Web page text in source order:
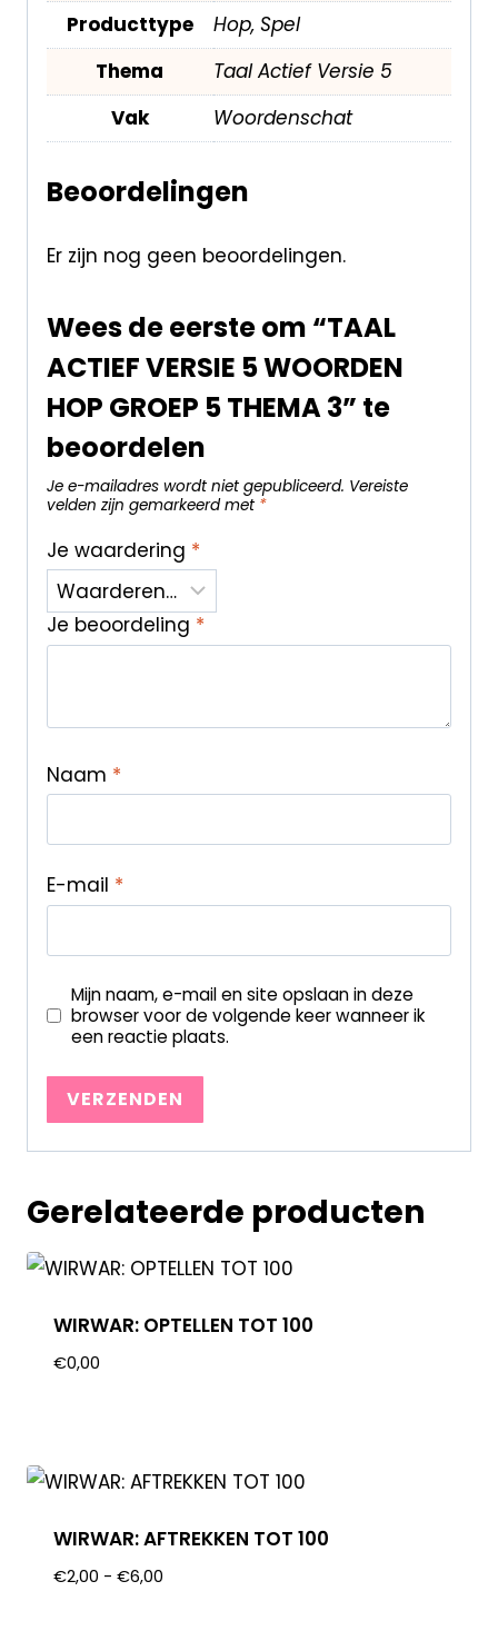
Producttype
Hop, Spel
Thema
Taal Actief Versie 5
Vak
Woordenschat
Beoordelingen
Er zijn nog geen beoordelingen.
Wees de eerste om “TAAL
ACTIEF VERSIE 5 WOORDEN
HOP GROEP 5 THEMA 3” te
beoordelen
Je e-mailadres wordt niet gepubliceerd. Vereiste
velden zijn gemarkeerd met *
Je waardering *
Je beoordeling *
Naam *
E-mail *
Mijn naam, e-mail en site opslaan in deze
browser voor de volgende keer wanneer ik
een reactie plaats.
Gerelateerde producten
WIRWAR: OPTELLEN TOT 100
€0,00
WIRWAR: AFTREKKEN TOT 100
€2,00 - €6,00